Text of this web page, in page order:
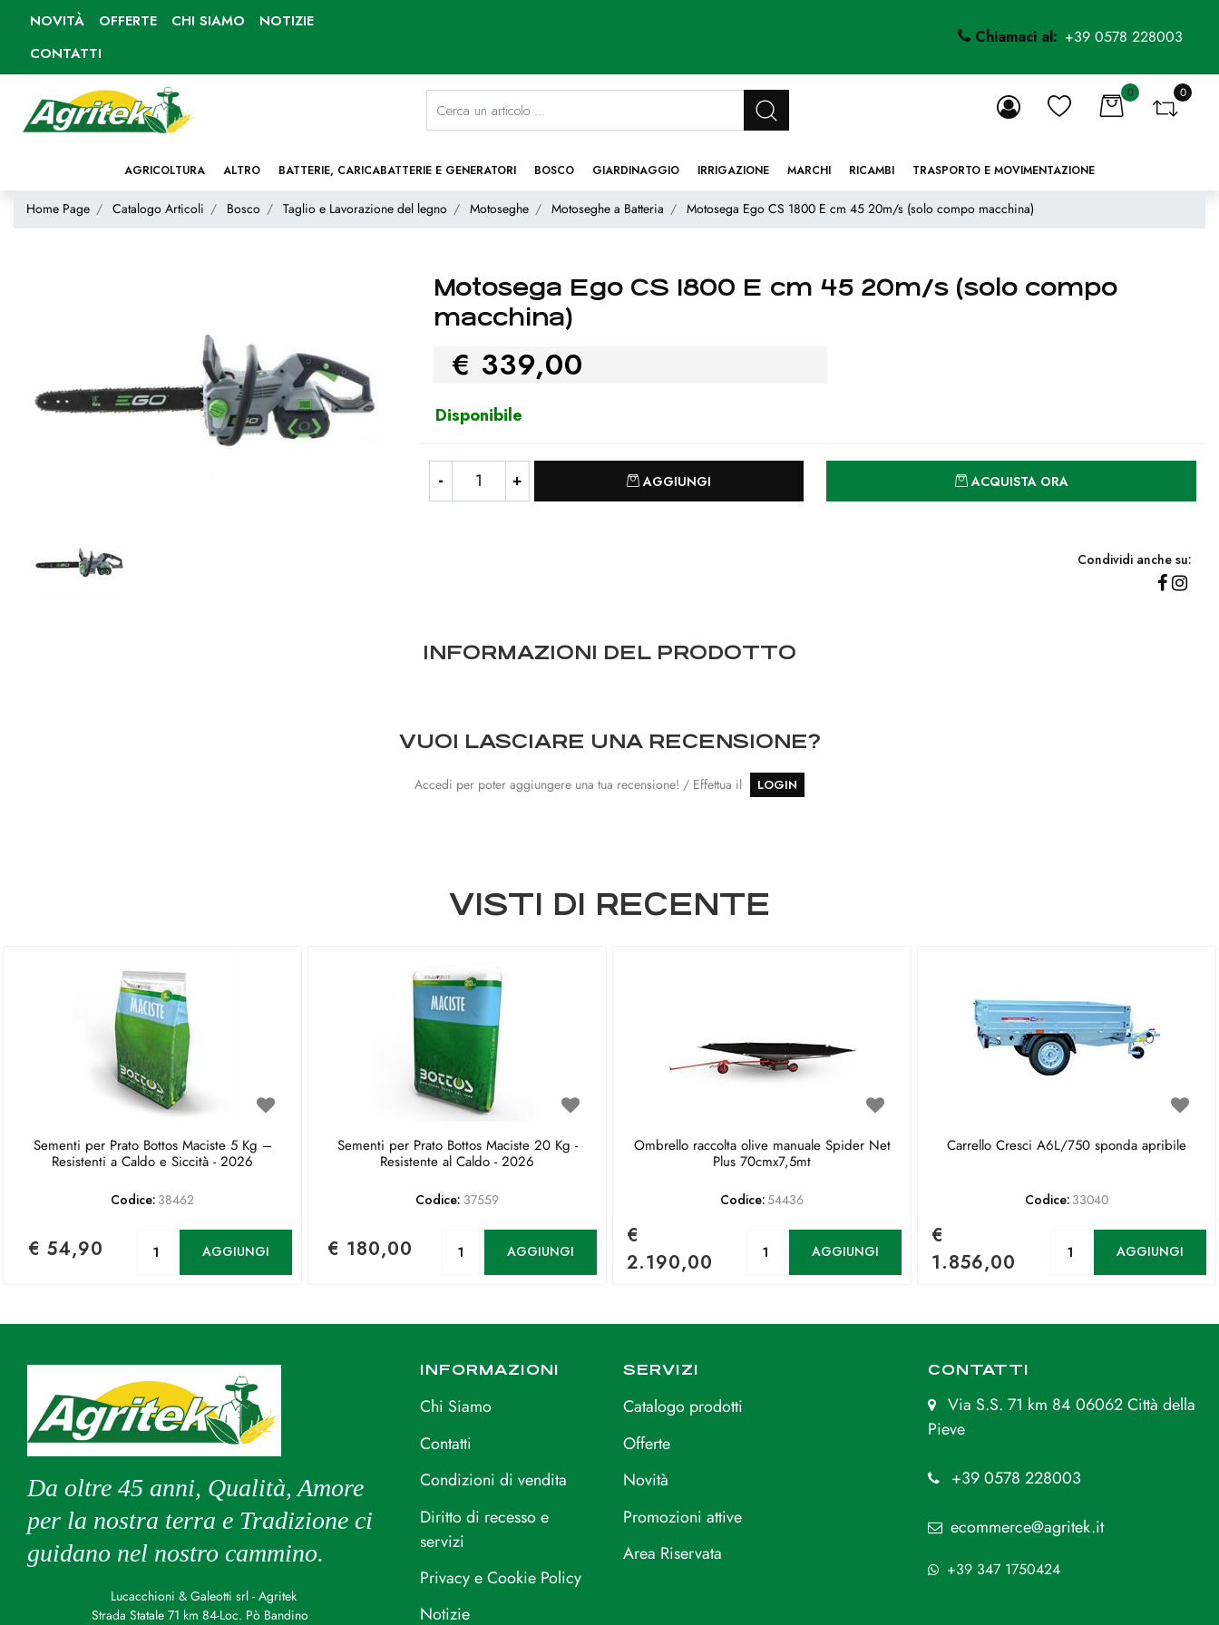
NOVITÀ OFFERTE CHI SIAMO
NOTIZIE
CONTATTI
Chiamaci al: +39 0578 228003
La modifica di un filtro aggiorna automaticamente gli altri filtri disponibili. 0 0
AGRICOLTURA ALTRO BATTERIE, CARICABATTERIE E GENERATORI BOSCO GIARDINAGGIO IRRIGAZIONE MARCHI RICAMBI TRASPORTO E MOVIMENTAZIONE
Home Page Catalogo Articoli Bosco Taglio e Lavorazione del legno Motoseghe Motoseghe a Batteria Motosega Ego CS 1800 E cm 45 20m/s (solo compo macchina)
Motosega Ego CS 1800 E cm 45 20m/s (solo compo
macchina)
€ 339,00
Disponibile
AGGIUNGI ACQUISTA ORA
Condividi anche su:
INFORMAZIONI DEL PRODOTTO
VUOI LASCIARE UNA RECENSIONE?
Accedi per poter aggiungere una tua recensione! / Effettua il LOGIN
VISTI DI RECENTE
Sementi per Prato Bottos Maciste 5 Kg –
Resistenti a Caldo e Siccità - 2026
Codice: 38462
€ 54,90 AGGIUNGI
Sementi per Prato Bottos Maciste 20 Kg -
Resistente al Caldo - 2026
Codice: 37559
€ 180,00 AGGIUNGI
Ombrello raccolta olive manuale Spider Net
Plus 70cmx7,5mt
Codice:54436
€
2.190,00
AGGIUNGI
Carrello Cresci A6L/750 sponda apribile
Codice: 33040
€
1.856,00
AGGIUNGI
Da oltre 45 anni, Qualità, Amore
per la nostra terra e Tradizione ci
guidano nel nostro cammino.
Lucacchioni & Galeotti srl - Agritek
Strada Statale 71 km 84-Loc. Pò Bandino
INFORMAZIONI
Chi Siamo
Contatti
Condizioni di vendita
Diritto di recesso e
servizi
Privacy e Cookie Policy
Notizie
SERVIZI
Catalogo prodotti
Offerte
Novità
Promozioni attive
Area Riservata
CONTATTI
Via S.S. 71 km 84 06062 Città della
Pieve
+39 0578 228003
ecommerce@agritek.it
+39 347 1750424